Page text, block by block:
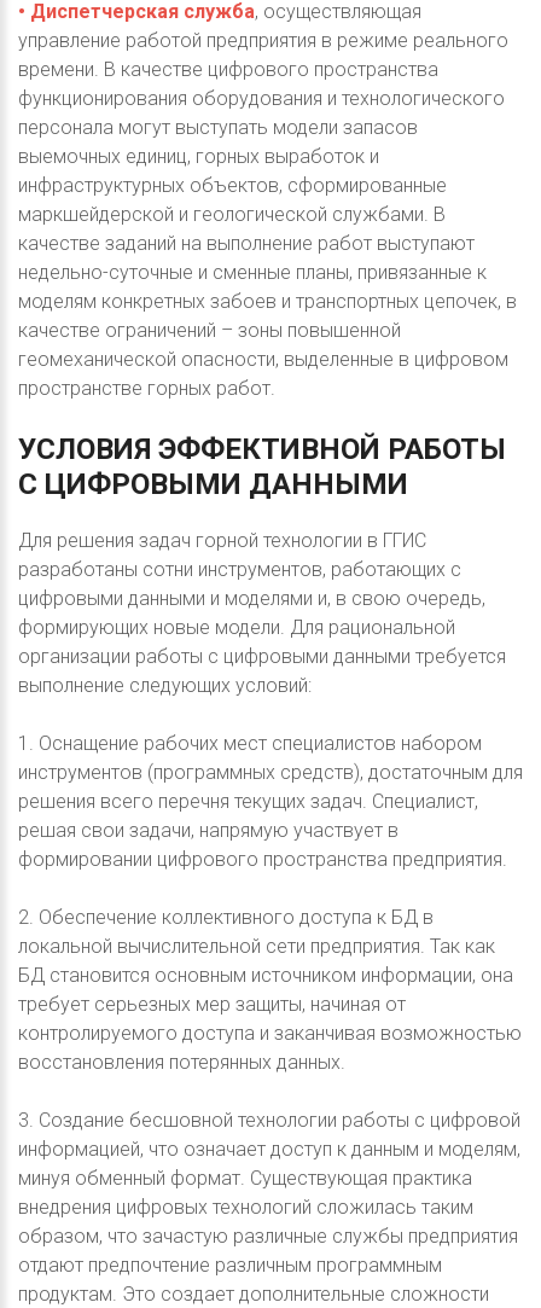
• Диспетчерская служба, осуществляющая
управление работой предприятия в режиме реального
времени. В качестве цифрового пространства
функционирования оборудования и технологического
персонала могут выступать модели запасов
выемочных единиц, горных выработок и
инфраструктурных объектов, сформированные
маркшейдерской и геологической службами. В
качестве заданий на выполнение работ выступают
недельно-суточные и сменные планы, привязанные к
моделям конкретных забоев и транспортных цепочек, в
качестве ограничений – зоны повышенной
геомеханической опасности, выделенные в цифровом
пространстве горных работ.
УСЛОВИЯ ЭФФЕКТИВНОЙ РАБОТЫ
С ЦИФРОВЫМИ ДАННЫМИ
Для решения задач горной технологии в ГГИС
разработаны сотни инструментов, работающих с
цифровыми данными и моделями и, в свою очередь,
формирующих новые модели. Для рациональной
организации работы с цифровыми данными требуется
выполнение следующих условий:
1. Оснащение рабочих мест специалистов набором
инструментов (программных средств), достаточным для
решения всего перечня текущих задач. Специалист,
решая свои задачи, напрямую участвует в
формировании цифрового пространства предприятия.
2. Обеспечение коллективного доступа к БД в
локальной вычислительной сети предприятия. Так как
БД становится основным источником информации, она
требует серьезных мер защиты, начиная от
контролируемого доступа и заканчивая возможностью
восстановления потерянных данных.
3. Создание бесшовной технологии работы с цифровой
информацией, что означает доступ к данным и моделям,
минуя обменный формат. Существующая практика
внедрения цифровых технологий сложилась таким
образом, что зачастую различные службы предприятия
отдают предпочтение различным программным
продуктам. Это создает дополнительные сложности